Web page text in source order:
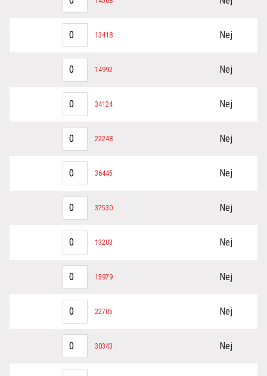
13418 Nej
14992 Nej
34124 Nej
22248 Nej
36445 Nej
37530 Nej
13203 Nej
15979 Nej
22705 Nej
30343 Nej